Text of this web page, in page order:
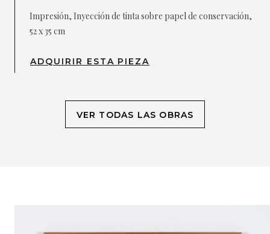
Impresión, Inyección de tinta sobre papel de conservación,
52 x 35 cm
ADQUIRIR ESTA PIEZA
VER TODAS LAS OBRAS